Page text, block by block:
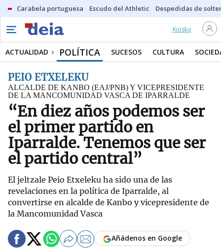
Carabela portuguesa Escudo del Athletic Despedidas de
Kiosko
ACTUALIDAD POLÍTICA SUCESOS CULTURA
PEIO ETXELEKU
ALCALDE DE KANBO (EAJ/PNB) Y VICEPRESIDENTE
DE LA MANCOMUNIDAD VASCA DE IPARRALDE
“En diez años podemos ser
el primer partido en
Iparralde. Tenemos que ser
el partido central”
El jeltzale Peio Etxeleku ha sido una de las
revelaciones en la política de Iparralde, al
convertirse en alcalde de Kanbo y vicepresidente de
la Mancomunidad Vasca
Añádenos en Google